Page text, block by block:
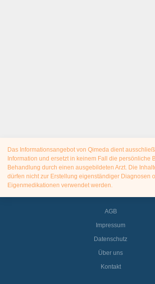
Das Informationsangebot von Qimeda dient
Information und ersetzt in keinem Fall die persönliche
Behandlung durch einen ausgebildeten Arzt. Die
dürfen nicht zur Erstellung eigenständiger Diagnosen
Eigenmedikationen verwendet werden.
AGB
Impressum
Datenschutz
Über uns
Kontakt